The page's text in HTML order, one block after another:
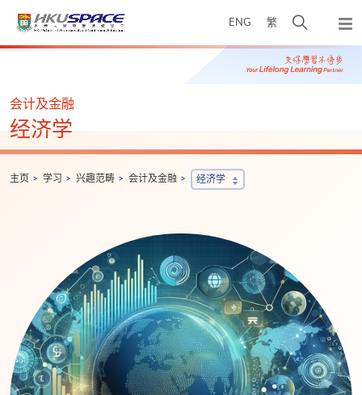
ENG 繁
开
搜
寻
弹
出
主
Main
会计及金融
经济学
主页 学习 兴趣范畴 会计及金融 经济学